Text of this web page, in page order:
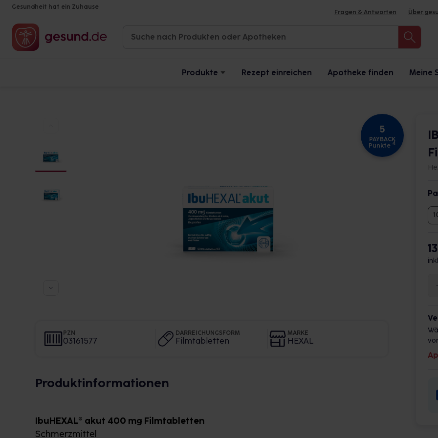
Gesundheit hat ein Zuhause
Fragen & Antworten Über
Produkte Rezept einreichen Apotheke finden Meine
5
PAYBACK
Punkte 4
PZN
03161577
DARREICHUNGSFORM
Filmtabletten
MARKE
HEXAL
Produktinformationen
IbuHEXAL® akut 400 mg Filmtabletten
Schmerzmittel